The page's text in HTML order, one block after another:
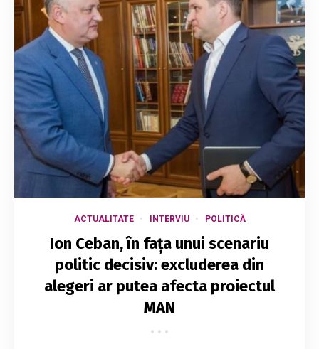
ACTUALITATE INTERVIU POLITICĂ
Ion Ceban, în fața unui scenariu
politic decisiv: excluderea din
alegeri ar putea afecta proiectul
MAN